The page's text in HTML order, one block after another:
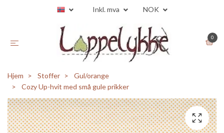
Inkl. mva NOK
0
Hjem Stoffer
Gul/orange
Cozy Up-hvit med små gule prikker